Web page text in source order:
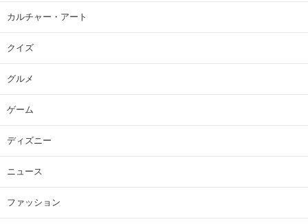
カルチャー・アート
クイズ
グルメ
ゲーム
ディズニー
ニュース
ファッション